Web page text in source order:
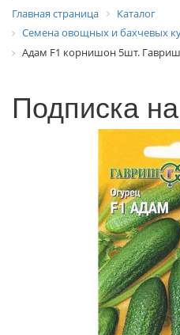
Главная страница
Каталог
Семена овощных и бахчевых
Адам F1 корнишон 5шт. Гавриш
Подписка